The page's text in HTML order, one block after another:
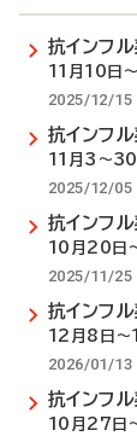
抗インフ
11月10日
2025/12/15
抗インフ
11月3～30
2025/12/05
抗インフ
10月20日
2025/11/25
抗インフ
12月8日～
2026/01/13
抗インフ
10月27日